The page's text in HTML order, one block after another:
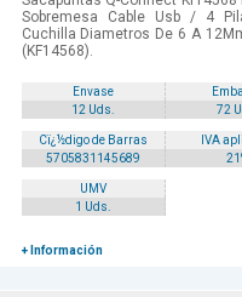
Sobremesa Cable Usb / 4
Cuchilla Diametros De 6 A
(KF14568).
Envase
12 Uds.
72
Cï¿½digo de Barras
IVA
5705831145689
UMV
1 Uds.
+ Información